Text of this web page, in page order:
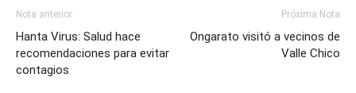
Nota anterior
Hanta Virus: Salud hace
recomendaciones para evitar
contagios
Próxima Nota
Ongarato visitó a vecinos de
Valle Chico